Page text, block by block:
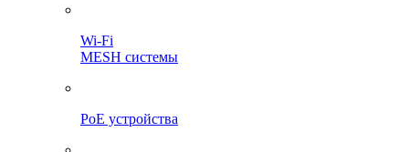
Wi-Fi
MESH системы
PoE устройства